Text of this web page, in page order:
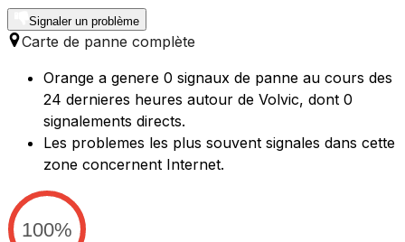
Signaler un problème
Carte de panne complète
Orange a genere 0 signaux de panne au cours des
24 dernieres heures autour de Volvic, dont 0
signalements directs.
Les problemes les plus souvent signales dans cette
zone concernent Internet.
100%